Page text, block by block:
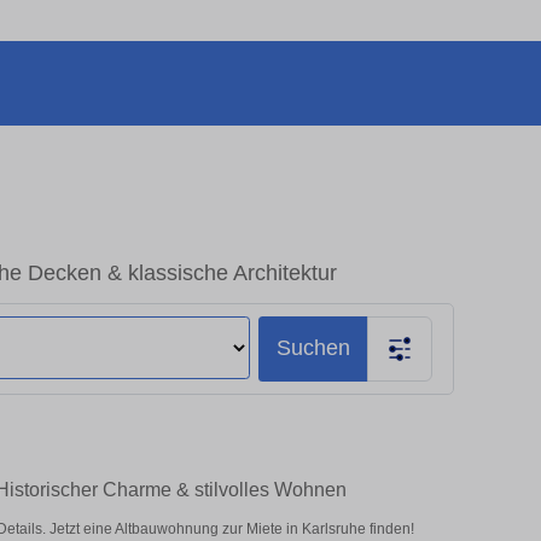
Decken & klassische Architektur
Suchen
Charme & stilvolles Wohnen
Jetzt eine Altbauwohnung zur Miete in Karlsruhe finden!